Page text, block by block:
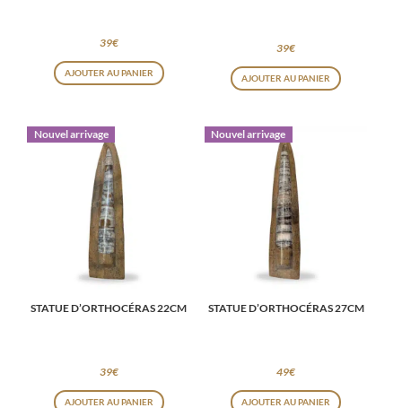
39€
AJOUTER AU PANIER
39€
AJOUTER AU PANIER
Nouvel arrivage
STATUE D’ORTHOCÉRAS 22CM
39€
AJOUTER AU PANIER
Nouvel arrivage
STATUE D’ORTHOCÉRAS 27CM
49€
AJOUTER AU PANIER